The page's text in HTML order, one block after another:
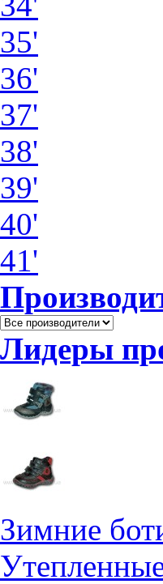
35'
36'
37'
38'
39'
40'
41'
Лидеры
Зимние